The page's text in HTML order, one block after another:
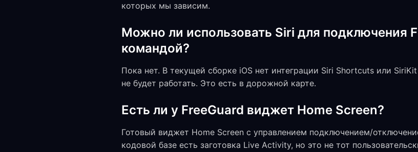
которых мы зависим.
Можно ли использовать Siri для подключения
командой?
Пока нет. В текущей сборке iOS нет интеграции Siri Shortcuts или
не будет работать. Это есть в дорожной карте.
Есть ли у FreeGuard виджет Home Screen?
Готовый виджет Home Screen с управлением подключением/
кодовой базе есть заготовка Live Activity, но это не тот